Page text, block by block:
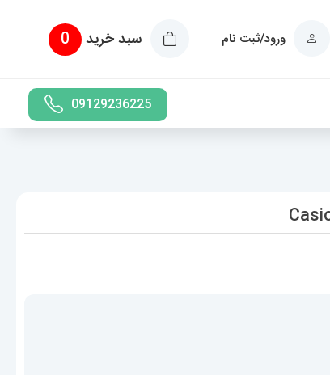
ورود/ثبت نام سبد خرید 0
09129236225